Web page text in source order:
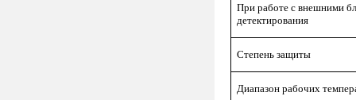
При работе с внешними
детектирования
Степень защиты
Диапазон рабочих